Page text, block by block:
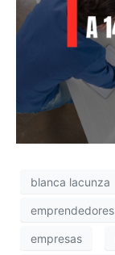
blanca lacunza
emprendedores
empresas